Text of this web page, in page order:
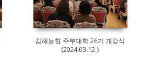
김해농협 주부대학 26기 개강식
(2024.03.12.)